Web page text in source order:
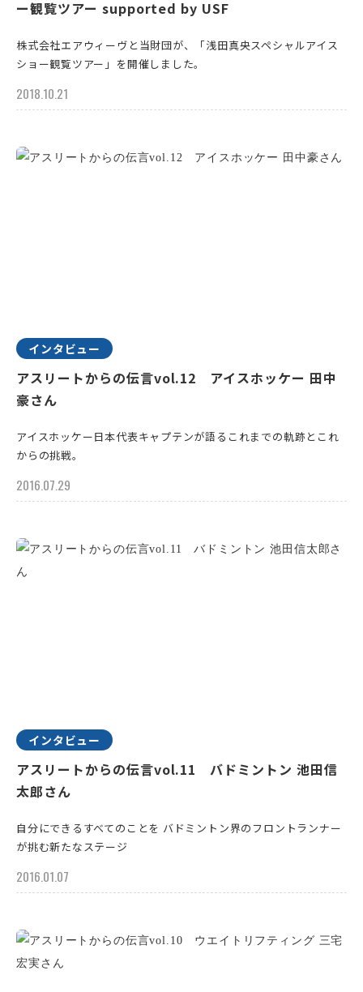
ー観覧ツアー supported by USF
株式会社エアウィーヴと当財団が、「浅田真央スペシャルアイス
ショー観覧ツアー」を開催しました。
2018.10.21
インタビュー
アスリートからの伝言vol.12 アイスホッケー 田中
豪さん
アイスホッケー日本代表キャプテンが語るこれまでの軌跡とこれ
からの挑戦。
2016.07.29
インタビュー
アスリートからの伝言vol.11 バドミントン 池田信
太郎さん
自分にできるすべてのことを バドミントン界のフロントランナー
が挑む新たなステージ
2016.01.07